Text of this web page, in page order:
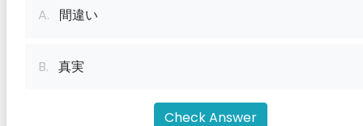
A. 間違い
B. 真実
Check Answer